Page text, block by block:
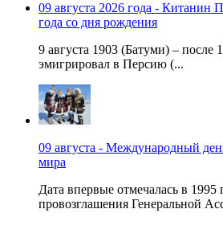
09 августа 2026 года - Китанин
года со дня рождения
9 августа 1903 (Батуми) – после
эмигрировал в Персию (...
09 августа - Международный
мира
Дата впервые отмечалась в 1995
провозглашения Генеральной